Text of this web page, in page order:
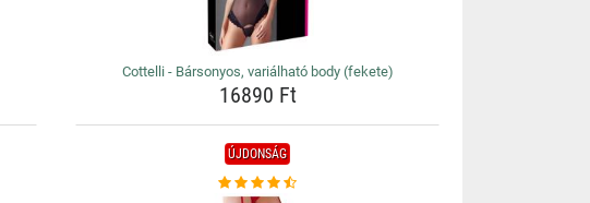
Cottelli - Bársonyos, variálható body (fekete)
16890 Ft
ÚJDONSÁG